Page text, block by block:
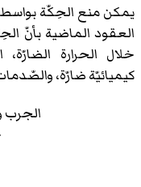
يمكن منع الحِكّة
العقود الماضية بأنّ
خلال الحرارة
كيميائيّة ضارّة،
الجرب